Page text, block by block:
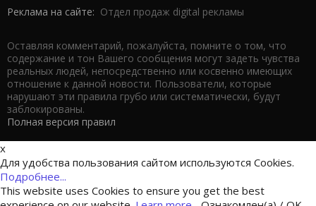
Реклама на сайте: Отдел продаж digital рекламы
Оставляя комментарий, пожалуйста, помните о том, что
содержание и тон Вашего сообщения могут задеть чувства
реальных людей, непосредственно или косвенно имеющих
отношение к данной новости. Пользователи, которые
нарушают эти правила грубо или систематически, будут
заблокированы.
Полная версия правил
x
Для удобства пользования сайтом используются Cookies.
Подробнее...
This website uses Cookies to ensure you get the best